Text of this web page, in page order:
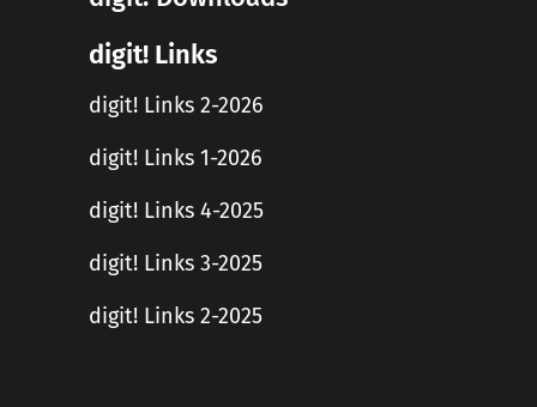
digit! Links
digit! Links 2-2026
digit! Links 1-2026
digit! Links 4-2025
digit! Links 3-2025
digit! Links 2-2025